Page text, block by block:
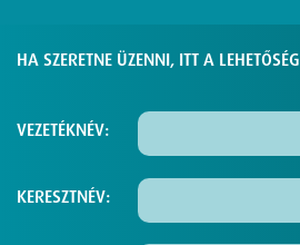
HA SZERETNE ÜZENNI, ITT A LEHETŐSÉG
VEZETÉKNÉV:
KERESZTNÉV: